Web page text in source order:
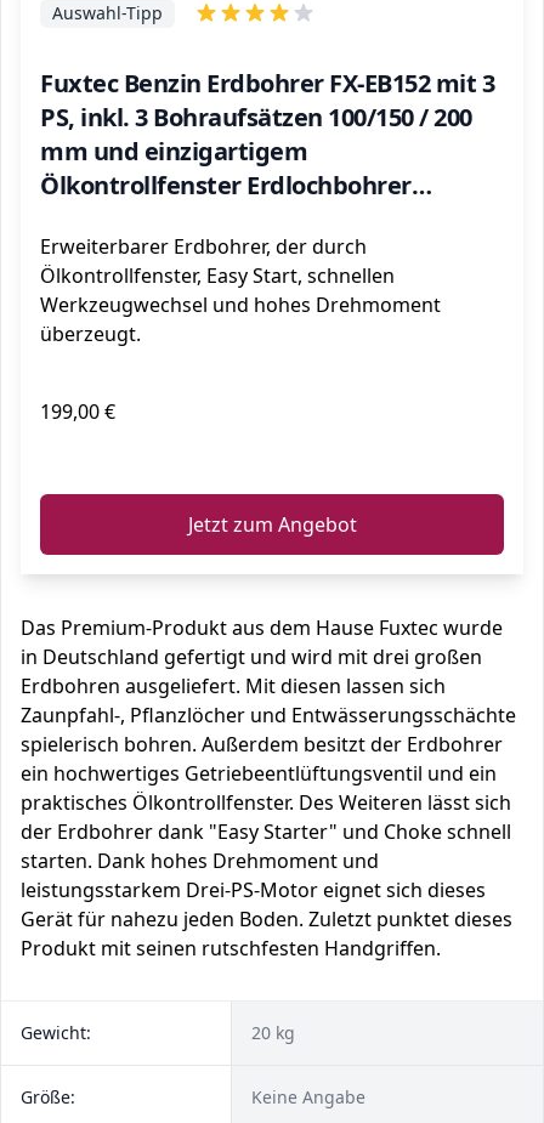
Fuxtec Benzin Erdbohrer FX-EB152 mit 3
PS, inkl. 3 Bohraufsätzen 100/150 / 200
mm und einzigartigem
Ölkontrollfenster Erdlochbohrer
Auswahl-Tipp
Erweiterbarer Erdbohrer, der durch
Ölkontrollfenster, Easy Start, schnellen
Werkzeugwechsel und hohes Drehmoment
überzeugt.
199,00 €
Jetzt zum Angebot
Das Premium-Produkt aus dem Hause Fuxtec wurde
in Deutschland gefertigt und wird mit drei großen
Erdbohren ausgeliefert. Mit diesen lassen sich
Zaunpfahl-, Pflanzlöcher und Entwässerungsschächte
spielerisch bohren. Außerdem besitzt der Erdbohrer
ein hochwertiges Getriebeentlüftungsventil und ein
praktisches Ölkontrollfenster. Des Weiteren lässt sich
der Erdbohrer dank "Easy Starter" und Choke schnell
starten. Dank hohes Drehmoment und
leistungsstarkem Drei-PS-Motor eignet sich dieses
Gerät für nahezu jeden Boden. Zuletzt punktet dieses
Produkt mit seinen rutschfesten Handgriffen.
Gewicht: 20 kg
Größe: Keine Angabe